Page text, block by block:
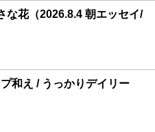
な花（2026.8.4 朝エッセイ/
和え / うっかりデイリー